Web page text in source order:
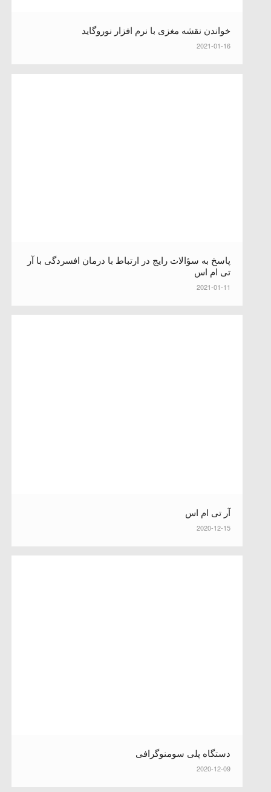
خواندن نقشه مغزی با نرم افزار نوروگاید
2021-01-16
پاسخ به سؤالات رایج در ارتباط با درمان افسردگی با آر
تی ام اس
2021-01-11
آر تی ام اس
2020-12-15
دستگاه پلی سومنوگرافی
2020-12-09